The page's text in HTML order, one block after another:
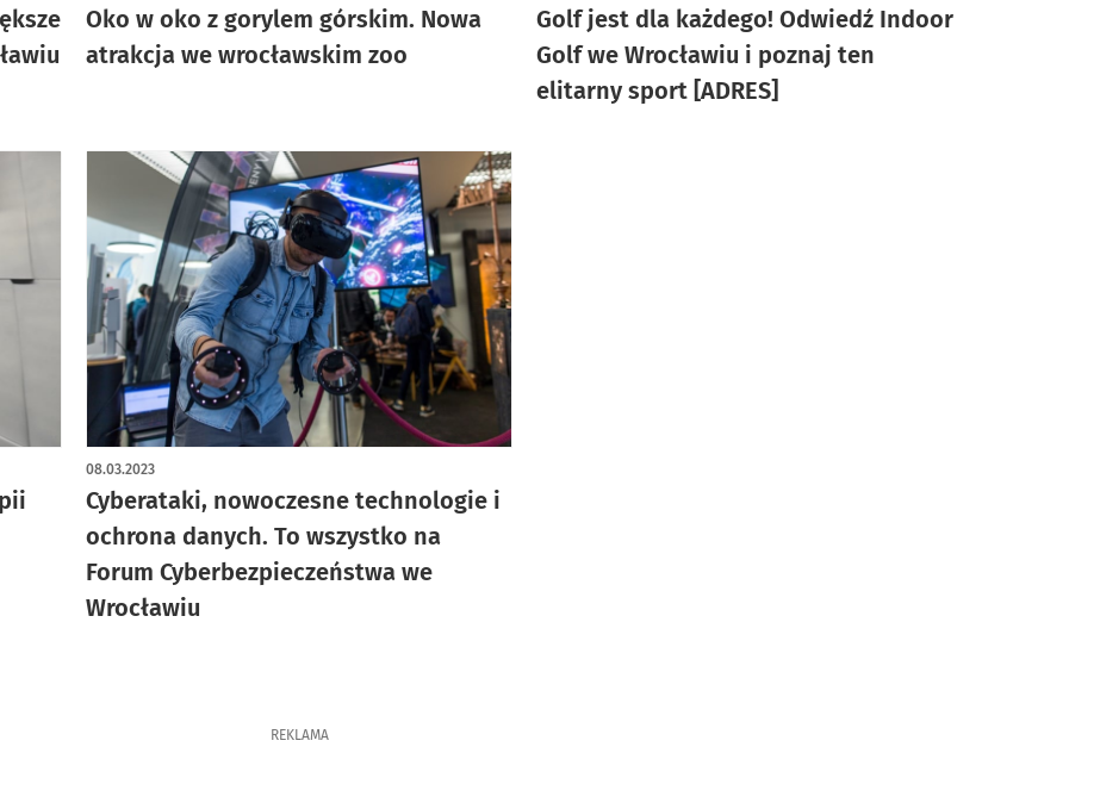
Oko w oko z gorylem górskim. Nowa
atrakcja we wrocławskim zoo
Golf jest dla każdego! Odwiedź Indoor
Golf we Wrocławiu i poznaj ten
elitarny sport [ADRES]
Cyberataki, nowoczesne technologie i
ochrona danych. To wszystko na
Forum Cyberbezpieczeństwa we
Wrocławiu
08.03.2023
REKLAMA